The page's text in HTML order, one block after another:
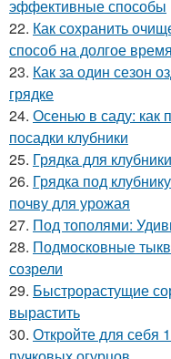
эффективные способы
22. Как сохранить
способ на долгое время
23. Как за один сезон
грядке
24. Осенью в саду: как
посадки клубники
25. Грядка для
26. Грядка под
почву для урожая
27. Под тополями:
28. Подмосковные
созрели
29. Быстрорастущие
вырастить
30. Откройте для себя